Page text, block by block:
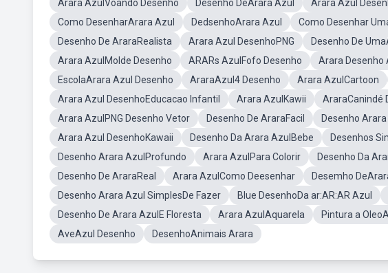
Arara AzulVoando Desenho Desenho DeArara Azul Arara Azul
Como DesenharArara Azul
DedsenhoArara Azul Como Desenhar
Desenho De AraraRealista
Arara Azul DesenhoPNG Desenho De
Arara AzulMolde Desenho
ARARs AzulFofo Desenho Arara Desenho
EscolaArara Azul Desenho
AraraAzul4 Desenho Arara AzulCartoon
Arara Azul DesenhoEducacao Infantil
Arara AzulKawii AraraCanindé
Arara AzulPNG Desenho Vetor
Desenho De AraraFacil Desenho
Arara Azul DesenhoKawaii
Desenho Da Arara AzulBebe Desenhos
Desenho Arara AzulProfundo
Arara AzulPara Colorir Desenho Da
Desenho De AraraReal
Arara AzulComo Deesenhar Desemho
Desenho Arara Azul SimplesDe Fazer
Blue DesenhoDa ar:AR:AR Azul
Desenho De Arara AzulE Floresta
Arara AzulAquarela Pintura a
AveAzul Desenho
DesenhoAnimais Arara